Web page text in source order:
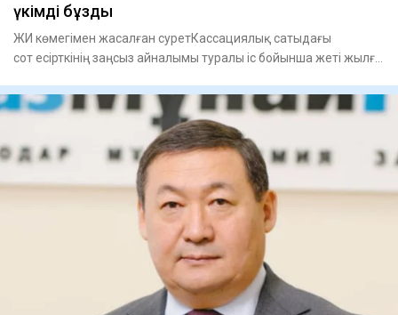
үкімді бұзды
ЖИ көмегімен жасалған суретКассациялық сатыдағы
сот есірткінің заңсыз айналымы туралы іс бойынша жеті жылға